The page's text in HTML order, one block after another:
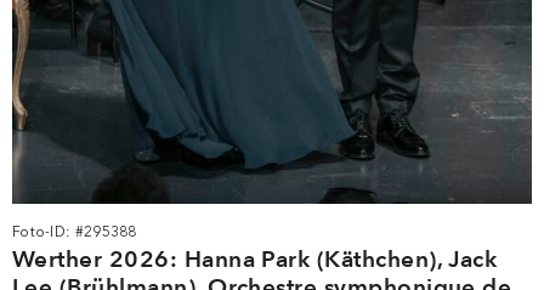
Foto-ID: #295388
Werther 2026: Hanna Park (Käthchen), Jack